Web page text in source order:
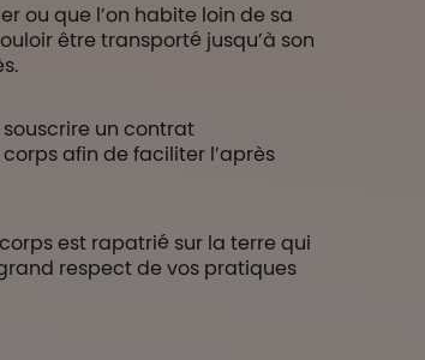
ou que l’on habite loin de sa
être transporté jusqu’à son
souscrire un contrat
afin de faciliter l’après
est rapatrié sur la terre qui
respect de vos pratiques